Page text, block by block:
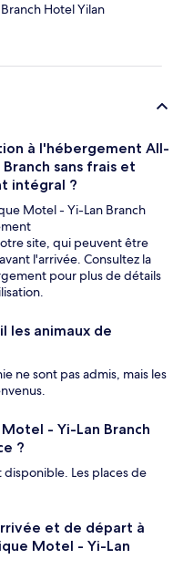
Hotel Yilan
à l'hébergement All-
sans frais et
intégral ?
Motel - Yi-Lan Branch
site, qui peuvent être
l'arrivée. Consultez la
pour plus de détails
les animaux de
ne sont pas admis, mais les
- Yi-Lan Branch
?
Les places de
et de départ à
Motel - Yi-Lan